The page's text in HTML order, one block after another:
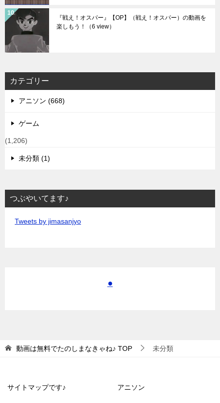
『戦え！オスパー』【OP】（戦え！オスパー）の動画を
楽しもう！
（6 view）
カテゴリー
アニソン (668)
ゲーム
(1,206)
未分類 (1)
つぶやいてます♪
Tweets by jimasanjyo
●
動画は無料でたのしまなきゃね♪ TOP 未分類
サイトマップです♪ アニソン